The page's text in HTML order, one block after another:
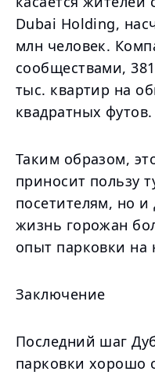
Dubai Holding,
млн человек.
сообществами,
тыс. квартир на
квадратных футов.
Таким образом,
приносит пользу
посетителям, но и
жизнь горожан
опыт парковки на
Заключение
Последний шаг
парковки хорошо